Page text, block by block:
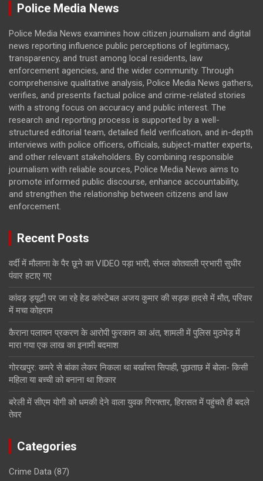
Police Media News
Police Media News examines how citizen journalism and digital
news reporting influence public perceptions of legitimacy,
transparency, and trust among local residents, law
enforcement agencies, and the wider community. Through
comprehensive qualitative analysis, Police Media News gathers,
verifies, and presents factual police and crime-related stories
with a strong focus on accuracy and public interest. The
research and reporting process is supported by a well-
structured editorial team, detailed field verification, and in-depth
interviews with police officers, officials, subject-matter experts,
and other relevant stakeholders. By combining responsible
journalism with reliable sources, Police Media News aims to
promote informed public discourse, enhance accountability,
and strengthen the relationship between citizens and law
enforcement.
Recent Posts
वर्दी में मौलाना के पैर छूने का VIDEO पड़ा भारी, संभल कोतवाली प्रभारी सुधीर
पंवार हटाए गए
कांवड़ ड्यूटी पर जा रहे हेड कांस्टेबल अजय कुमार की सड़क हादसे में मौत, परिवार
में मचा कोहराम
कैराना पलायन प्रकरण के आरोपी फुरकान का अंत, शामली में पुलिस मुठभेड़ में
मारा गया एक लाख का इनामी बदमाश
गोरखपुर: कमरे से बांका लेकर निकला था बर्खास्त सिपाही, पूछताछ में बोला- किसी
महिला या बच्ची को बनाना था शिकार
बरेली में सीएम योगी को धमकी देने वाला युवक गिरफ्तार, हिरासत में पहुंचते ही बदले
तेवर
Categories
Crime Data (87)